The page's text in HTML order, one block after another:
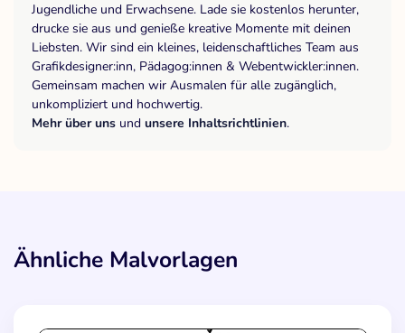
Jugendliche und Erwachsene. Lade sie kostenlos herunter,
drucke sie aus und genieße kreative Momente mit deinen
Liebsten. Wir sind ein kleines, leidenschaftliches Team aus
Grafikdesigner:inn, Pädagog:innen & Webentwickler:innen.
Gemeinsam machen wir Ausmalen für alle zugänglich,
unkompliziert und hochwertig.
Mehr über uns und unsere Inhaltsrichtlinien.
Ähnliche Malvorlagen